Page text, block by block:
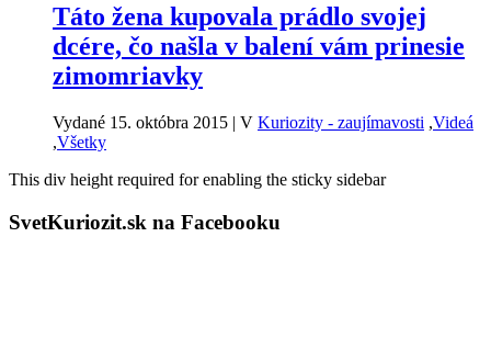
Táto žena kupovala prádlo svojej
dcére, čo našla v balení vám prinesie
zimomriavky
Vydané 15. októbra 2015 | V Kuriozity - zaujímavosti ,Videá
,Všetky
This div height required for enabling the sticky sidebar
SvetKuriozit.sk na Facebooku